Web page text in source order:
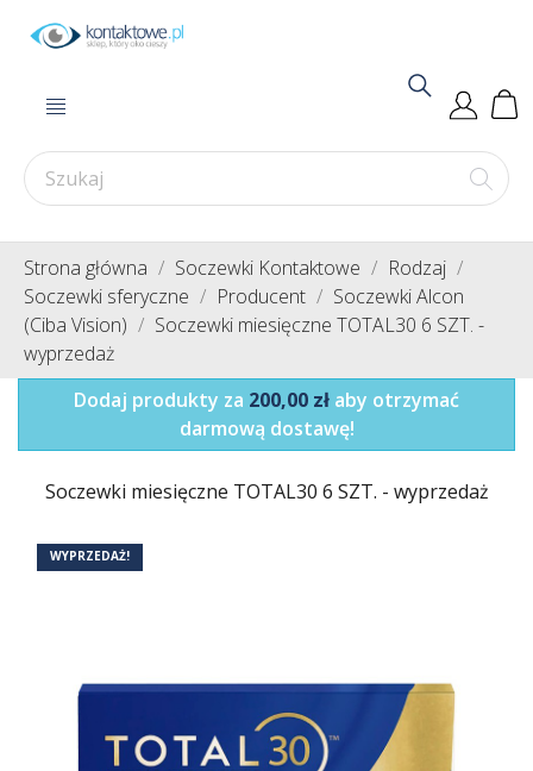
Strona główna Soczewki Kontaktowe
Rodzaj
Soczewki sferyczne
Producent
Soczewki Alcon
(Ciba Vision)
Soczewki miesięczne TOTAL30 6 SZT. -
wyprzedaż
Dodaj produkty za 200,00 zł aby otrzymać
darmową dostawę!
Soczewki miesięczne TOTAL30 6 SZT. - wyprzedaż
WYPRZEDAŻ!